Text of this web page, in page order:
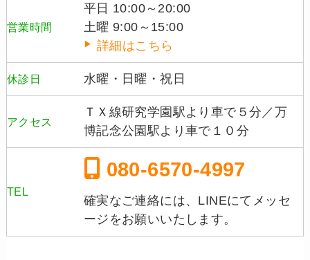
営業時間
平日 10:00～20:00
土曜 9:00～15:00
詳細はこちら
休診日 水曜・日曜・祝日
アクセス
ＴＸ線研究学園駅より車で５分／万
博記念公園駅より車で１０分
TEL
080-6570-4997
確実なご連絡には、LINEにてメッセ
ージをお願いいたします。